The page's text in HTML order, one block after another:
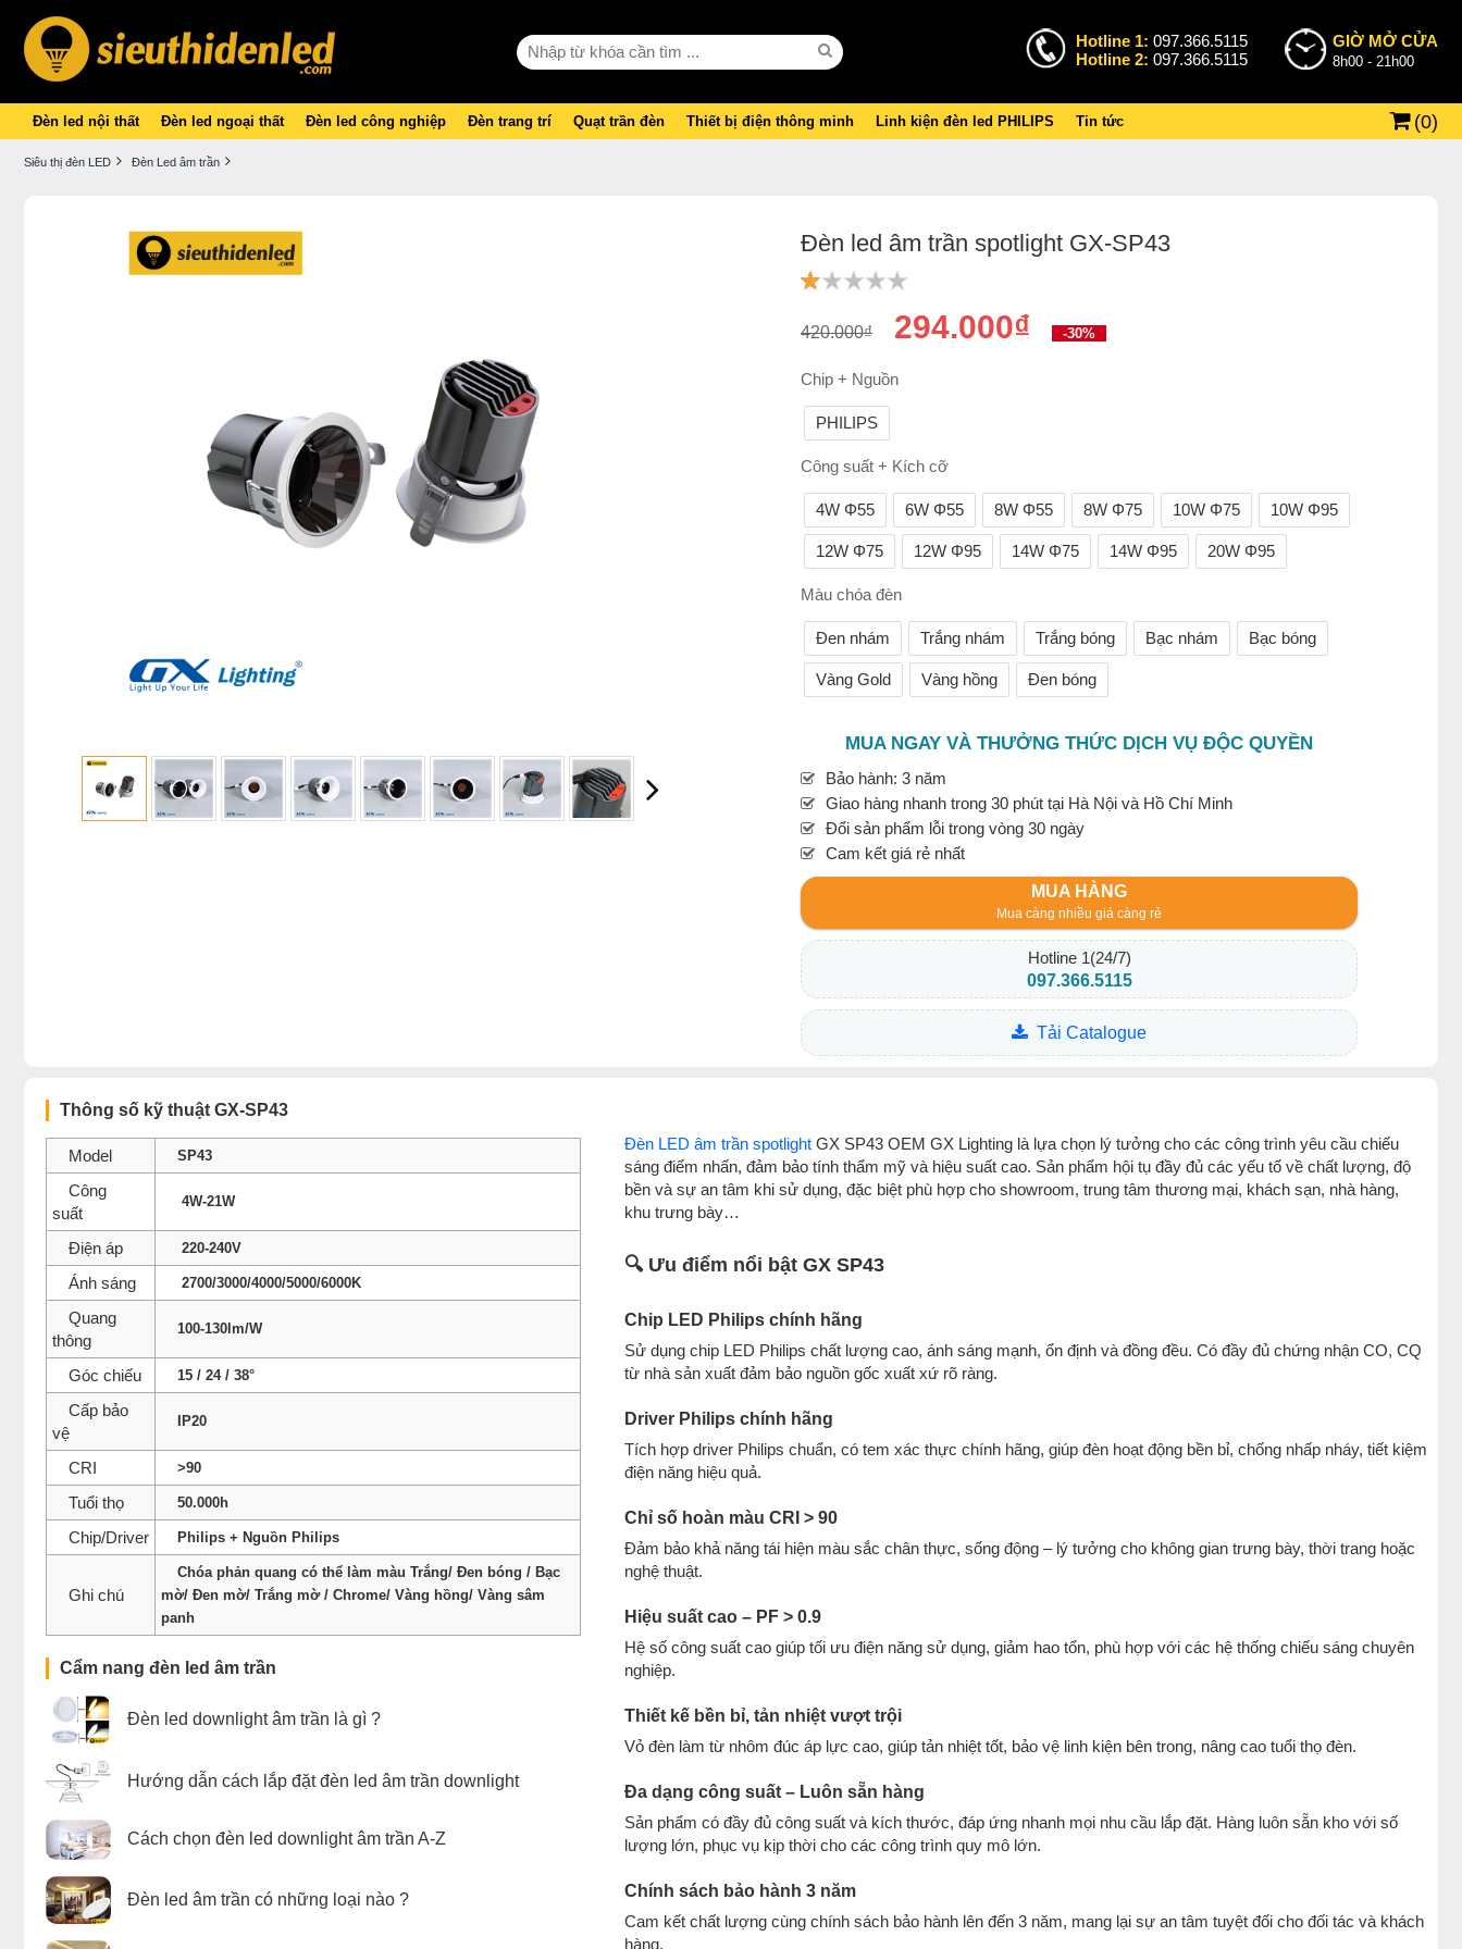
Hotline 1: 097.366.5115
Hotline 2: 097.366.5115
GIỜ MỞ CỬA
8h00 - 21h00
Đèn led nội thất Đèn led ngoại thất Đèn led công nghiệp Đèn trang trí Quạt trần đèn Thiết bị điện thông minh Linh kiện đèn led PHILIPS Tin tức (0)
Siêu thị đèn LED Đèn Led âm trần
Đèn led âm trần spotlight GX-SP43
420.000₫ 294.000₫ -30%
Chip + Nguồn
PHILIPS
Công suất + Kích cỡ
4W Φ55 6W Φ55 8W Φ55 8W Φ75 10W Φ75 10W Φ95
12W Φ75 12W Φ95 14W Φ75 14W Φ95 20W Φ95
Màu chóa đèn
Đen nhám Trắng nhám Trắng bóng Bạc nhám Bạc bóng
Vàng Gold Vàng hồng Đen bóng
MUA NGAY VÀ THƯỞNG THỨC DỊCH VỤ ĐỘC QUYỀN
Bảo hành: 3 năm
Giao hàng nhanh trong 30 phút tại Hà Nội và Hồ Chí Minh
Đổi sản phẩm lỗi trong vòng 30 ngày
Cam kết giá rẻ nhất
MUA HÀNG
Mua càng nhiều giá càng rẻ
Hotline 1(24/7)
097.366.5115
Tải Catalogue
Thông số kỹ thuật GX-SP43
Model SP43
Công
suất
4W-21W
Điện áp 220-240V
Ánh sáng 2700/3000/4000/5000/6000K
Quang
thông
100-130lm/W
Góc chiếu 15 / 24 / 38°
Cấp bảo
vệ
IP20
CRI >90
Tuổi thọ 50.000h
Chip/Driver Philips + Nguồn Philips
Ghi chú
Chóa phản quang có thể làm màu Trắng/ Đen bóng / Bạc
mờ/ Đen mờ/ Trắng mờ / Chrome/ Vàng hồng/ Vàng sâm
panh
Cẩm nang đèn led âm trần
Đèn led downlight âm trần là gì ?
Hướng dẫn cách lắp đặt đèn led âm trần downlight
Cách chọn đèn led downlight âm trần A-Z
Đèn led âm trần có những loại nào ?
Đèn LED âm trần spotlight GX SP43 OEM GX Lighting là lựa chọn lý tưởng cho các công trình yêu cầu chiếu
sáng điểm nhấn, đảm bảo tính thẩm mỹ và hiệu suất cao. Sản phẩm hội tụ đầy đủ các yếu tố về chất lượng, độ
bền và sự an tâm khi sử dụng, đặc biệt phù hợp cho showroom, trung tâm thương mại, khách sạn, nhà hàng,
khu trưng bày…
🔍 Ưu điểm nổi bật GX SP43
Chip LED Philips chính hãng
Sử dụng chip LED Philips chất lượng cao, ánh sáng mạnh, ổn định và đồng đều. Có đầy đủ chứng nhận CO, CQ
từ nhà sản xuất đảm bảo nguồn gốc xuất xứ rõ ràng.
Driver Philips chính hãng
Tích hợp driver Philips chuẩn, có tem xác thực chính hãng, giúp đèn hoạt động bền bỉ, chống nhấp nháy, tiết kiệm
điện năng hiệu quả.
Chỉ số hoàn màu CRI > 90
Đảm bảo khả năng tái hiện màu sắc chân thực, sống động – lý tưởng cho không gian trưng bày, thời trang hoặc
nghệ thuật.
Hiệu suất cao – PF > 0.9
Hệ số công suất cao giúp tối ưu điện năng sử dụng, giảm hao tổn, phù hợp với các hệ thống chiếu sáng chuyên
nghiệp.
Thiết kế bền bỉ, tản nhiệt vượt trội
Vỏ đèn làm từ nhôm đúc áp lực cao, giúp tản nhiệt tốt, bảo vệ linh kiện bên trong, nâng cao tuổi thọ đèn.
Đa dạng công suất – Luôn sẵn hàng
Sản phẩm có đầy đủ công suất và kích thước, đáp ứng nhanh mọi nhu cầu lắp đặt. Hàng luôn sẵn kho với số
lượng lớn, phục vụ kịp thời cho các công trình quy mô lớn.
Chính sách bảo hành 3 năm
Cam kết chất lượng cùng chính sách bảo hành lên đến 3 năm, mang lại sự an tâm tuyệt đối cho đối tác và khách
hàng.